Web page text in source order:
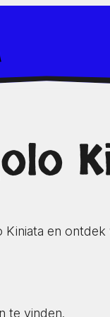
Kiniata en
te vinden.